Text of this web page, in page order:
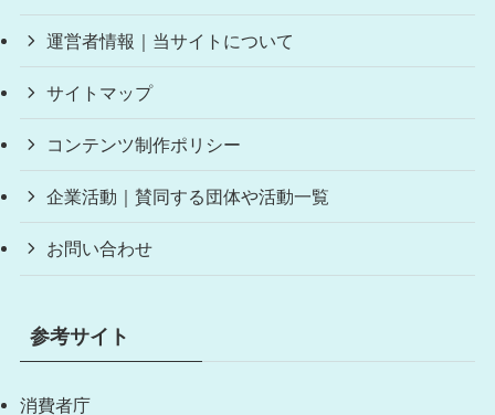
運営者情報｜当サイトについて
サイトマップ
コンテンツ制作ポリシー
企業活動｜賛同する団体や活動一覧
お問い合わせ
参考サイト
消費者庁